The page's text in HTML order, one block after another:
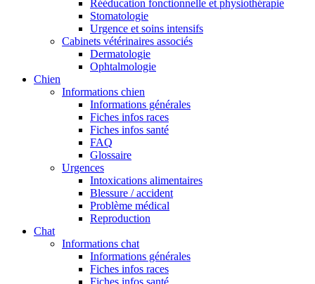
Rééducation fonctionnelle et physiothérapie
Stomatologie
Urgence et soins intensifs
Cabinets vétérinaires associés
Dermatologie
Ophtalmologie
Chien
Informations chien
Informations générales
Fiches infos races
Fiches infos santé
FAQ
Glossaire
Urgences
Intoxications alimentaires
Blessure / accident
Problème médical
Reproduction
Chat
Informations chat
Informations générales
Fiches infos races
Fiches infos santé